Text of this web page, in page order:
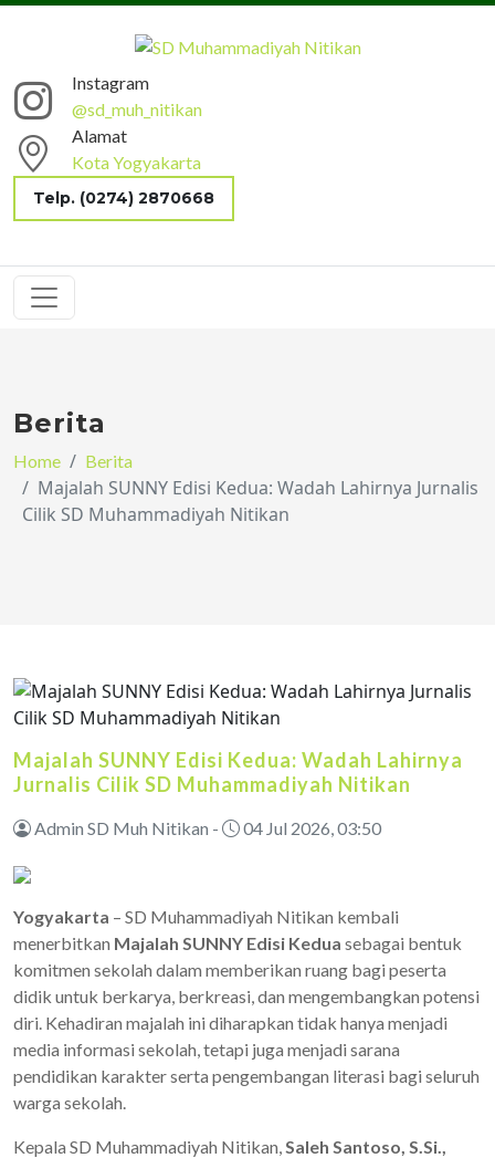
Instagram
@sd_muh_nitikan
Alamat
Kota Yogyakarta
Telp. (0274) 2870668
Berita
Home Berita
Majalah SUNNY Edisi Kedua: Wadah Lahirnya Jurnalis
Cilik SD Muhammadiyah Nitikan
Majalah SUNNY Edisi Kedua: Wadah Lahirnya
Jurnalis Cilik SD Muhammadiyah Nitikan
Admin SD Muh Nitikan - 04 Jul 2026, 03:50
Yogyakarta – SD Muhammadiyah Nitikan kembali
menerbitkan Majalah SUNNY Edisi Kedua sebagai bentuk
komitmen sekolah dalam memberikan ruang bagi peserta
didik untuk berkarya, berkreasi, dan mengembangkan potensi
diri. Kehadiran majalah ini diharapkan tidak hanya menjadi
media informasi sekolah, tetapi juga menjadi sarana
pendidikan karakter serta pengembangan literasi bagi seluruh
warga sekolah.
Kepala SD Muhammadiyah Nitikan,Saleh Santoso, S.Si.,